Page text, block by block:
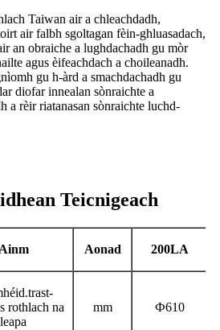
Taiwan air a chleachdadh,
air falbh sgoltagan fèin-ghluasadach,
an obraiche a lughdachadh gu mòr
agus èifeachdach a choileanadh.
gu h-àrd a smachdachadh gu
diofar innealan sònraichte a
a rèir riatanasan sònraichte luchd-
Teicnigeach
Ainm Aonad 200LA
trast-
rothlach na
leapa
mm Ф610